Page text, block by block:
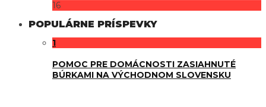
16
POPULÁRNE PRÍSPEVKY
1
POMOC PRE DOMÁCNOSTI ZASIAHNUTÉ
BÚRKAMI NA VÝCHODNOM SLOVENSKU